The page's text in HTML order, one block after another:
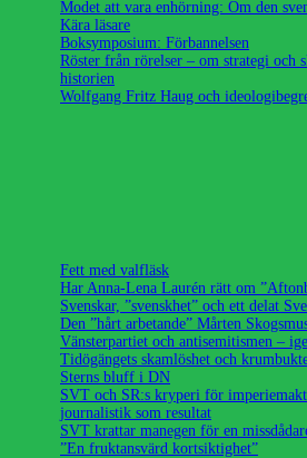
Modet att vara enhörning: Om den
Kära läsare
Boksymposium: Förbannelsen
Röster från rörelser – om strategi och
historien
Wolfgang Fritz Haug och
Fett med valfläsk
Har Anna-Lena Laurén rätt om
Svenskar, ”svenskhet” och ett delat
Den ”hårt arbetande” Mårten
Vänsterpartiet och antisemitismen –
Tidögängets skamlöshet och
Sterns bluff i DN
SVT och SR:s kryperi för
journalistik som resultat
SVT krattar manegen för en
”En fruktansvärd kortsiktighet”